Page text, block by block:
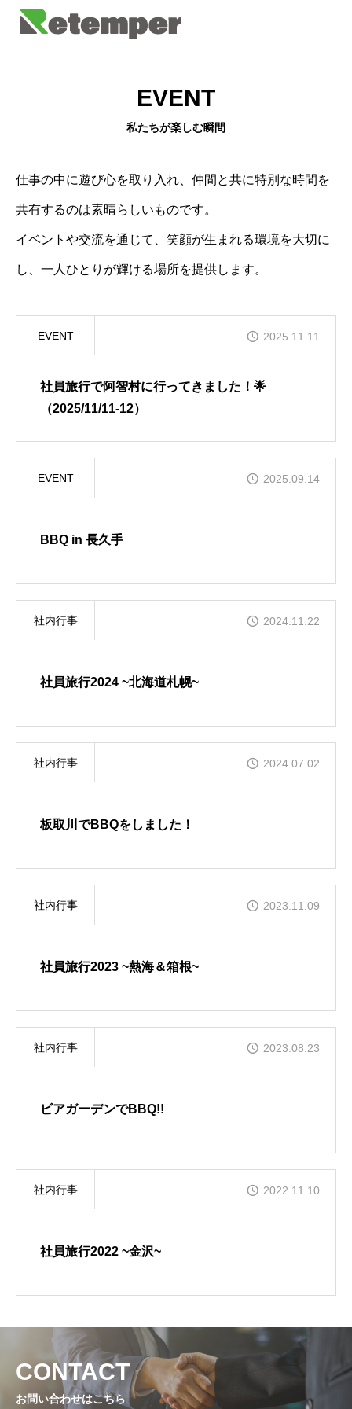
EVENT
私たちが楽しむ瞬間
仕事の中に遊び心を取り入れ、仲間と共に特別な時間を
共有するのは素晴らしいものです。
イベントや交流を通じて、笑顔が生まれる環境を大切に
し、一人ひとりが輝ける場所を提供します。
EVENT 2025.11.11
社員旅行で阿智村に行ってきました！🌟
（2025/11/11-12）
EVENT 2025.09.14
BBQ in 長久手
社内行事 2024.11.22
社員旅行2024 ~北海道札幌~
社内行事 2024.07.02
板取川でBBQをしました！
社内行事 2023.11.09
社員旅行2023 ~熱海＆箱根~
社内行事 2023.08.23
ビアガーデンでBBQ!!
社内行事 2022.11.10
社員旅行2022 ~金沢~
CONTACT
お問い合わせはこちら